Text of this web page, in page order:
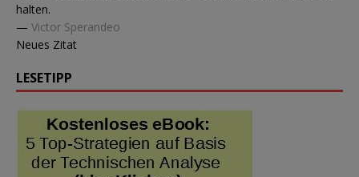
halten.
— Victor Sperandeo
Neues Zitat
LESETIPP